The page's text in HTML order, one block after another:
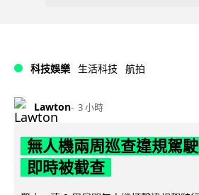
科技娛樂 生活科技 航拍
Lawton 3 小時
無人機兩周巡查違規駕
即時被截查